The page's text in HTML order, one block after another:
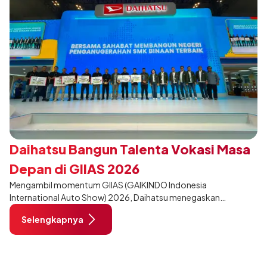
Daihatsu Bangun Talenta Vokasi Masa
Depan di GIIAS 2026
Mengambil momentum GIIAS (GAIKINDO Indonesia
International Auto Show) 2026, Daihatsu menegaskan
komitmennya dalam meningkatkan kualitas SDM (Sumber Daya
Manusia) melalui pendidikan vokasi bertema “Bersama Sahabat
Membangun Negeri”. Komitmen ini diwujudkan melalui ajang
Selengkapnya